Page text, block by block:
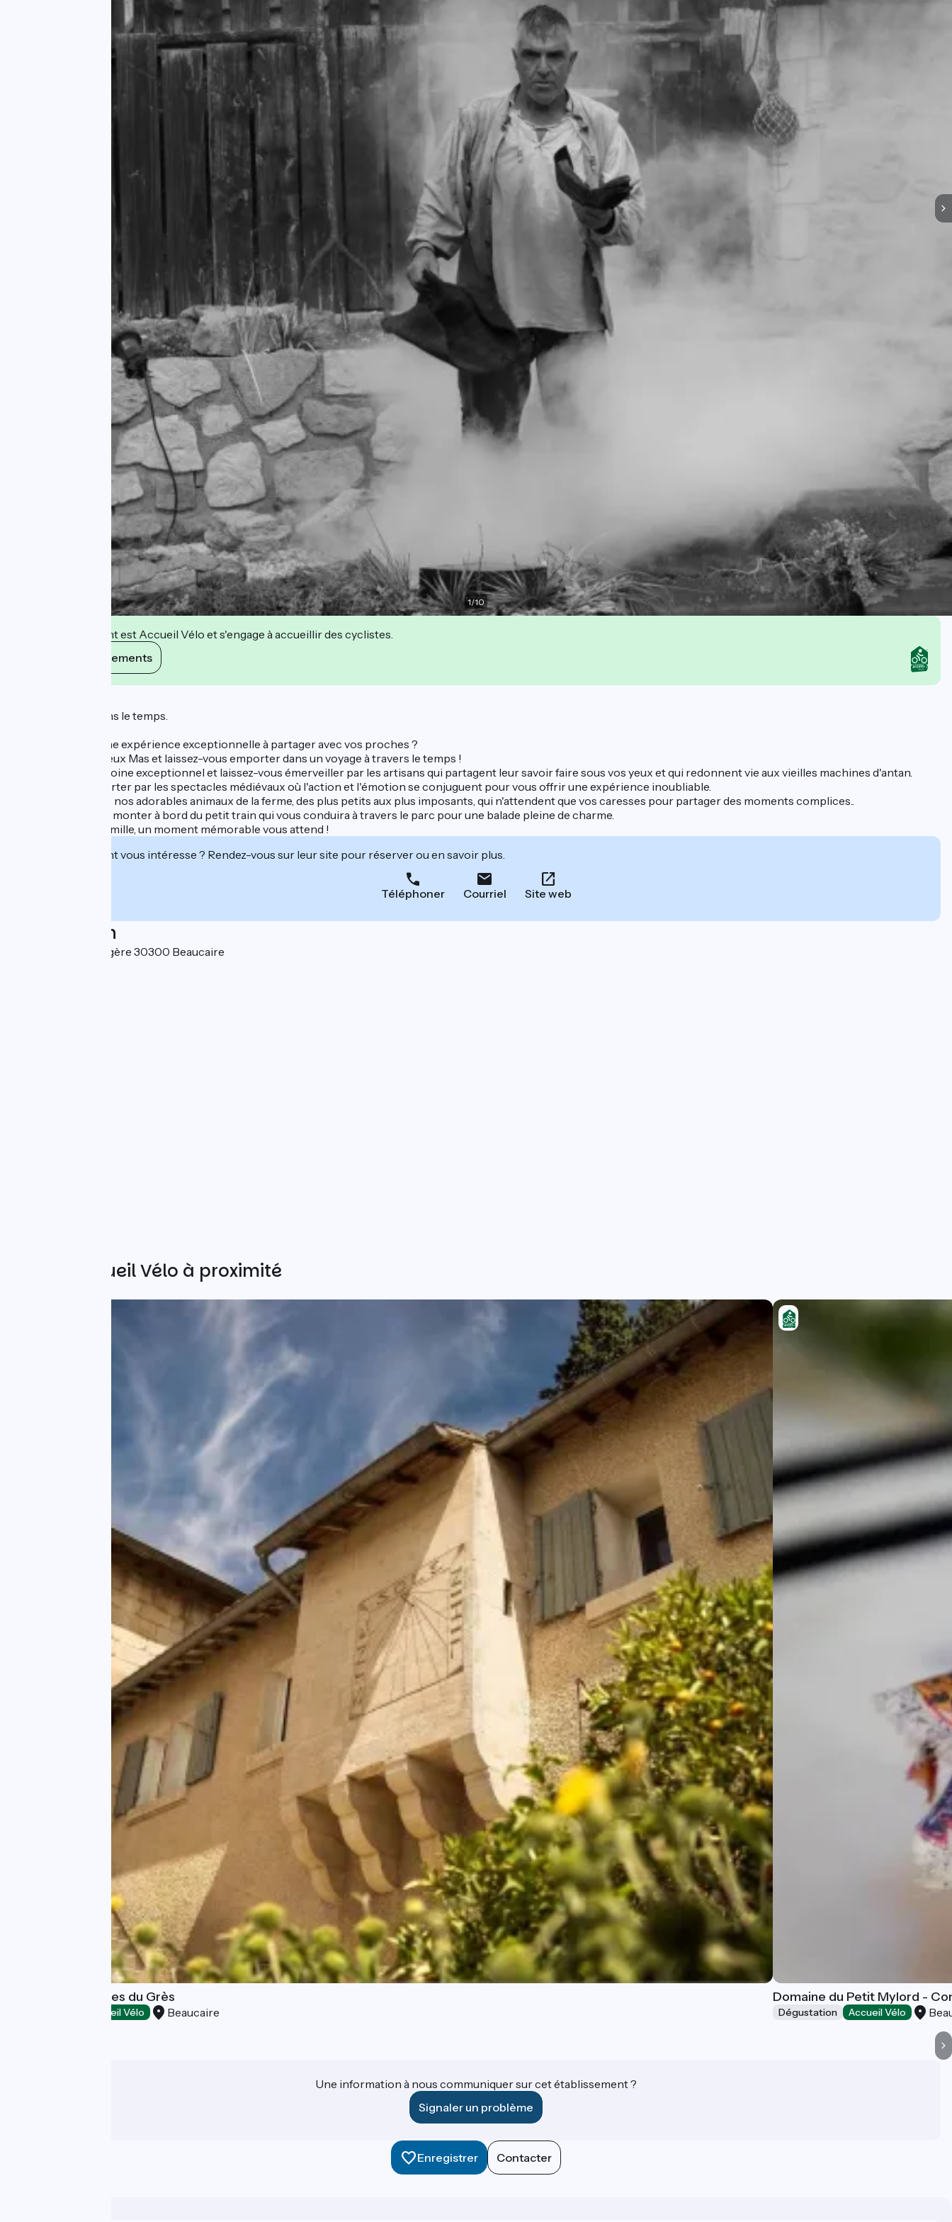
1/10
Cet établissement est Accueil Vélo et s'engage à accueillir des cyclistes.
Voir ses engagements
Une immersion dans le temps.
À la recherche d'une expérience exceptionnelle à partager avec vos proches ?
Rendez-vous au Vieux Mas et laissez-vous emporter dans un voyage à travers le temps !
Explorez un patrimoine exceptionnel et laissez-vous émerveiller par les artisans qui partagent leur savoir faire sous vos yeux et qui redonnent vie aux vieilles machines d'antan.
Laissez-vous emporter par les spectacles médiévaux où l'action et l'émotion se conjuguent pour vous offrir une expérience inoubliable.
Approchez de près nos adorables animaux de la ferme, des plus petits aux plus imposants, qui n'attendent que vos caresses pour partager des moments complices..
Ne manquez pas de monter à bord du petit train qui vous conduira à travers le parc pour une balade pleine de charme.
Entre amis ou en famille, un moment mémorable vous attend !
Cet établissement vous intéresse ? Rendez-vous sur leur site pour réserver ou en savoir plus.
Téléphoner Courriel Site web
Localisation
1352 chemin de Végère 30300 Beaucaire
Autres Accueil Vélo à proximité
Château Mourgues du Grès
Accueil Vélo Beaucaire
Domaine du Petit Mylord -
Dégustation Accueil Vélo
Une information à nous communiquer sur cet établissement ?
Signaler un problème
Enregistrer Contacter